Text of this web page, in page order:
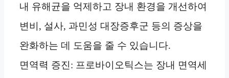
내 유해균을 억제하고 장내 환경을 개선하여
변비, 설사, 과민성 대장증후군 등의 증상을
완화하는 데 도움을 줄 수 있습니다.
면역력 증진: 프로바이오틱스는 장내 면역세